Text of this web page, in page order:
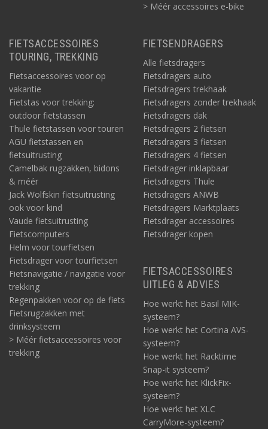
> Méér accessoires e-bike
FIETSACCESSOIRES
TOURING, TREKKING
Fietsaccessoires voor op
vakantie
Fietstas voor trekking:
outdoor fietstassen
Thule fietstassen voor touren
AGU fietstassen en
fietsuitrusting
Camelbak rugzakken, bidons
& méér
Jack Wolfskin fietsuitrusting
ook voor kind
Vaude fietsuitrusting
Fietscomputers
Helm voor tourfietsen
Fietsdrager voor tourfietsen
Fietsnavigatie / navigatie voor
trekking
Regenpakken voor op de fiets
Fietsrugzakken met
drinksysteem
> Méér fietsaccessoires voor
trekking
FIETSENDRAGERS
Alle fietsdragers
Fietsdragers auto
Fietsdragers trekhaak
Fietsdragers zonder trekhaak
Fietsdragers dak
Fietsdragers 2 fietsen
Fietsdragers 3 fietsen
Fietsdragers 4 fietsen
Fietsdrager inklapbaar
Fietsdragers Thule
Fietsdragers ANWB
Fietsdragers Marktplaats
Fietsdrager accessoires
Fietsdrager kopen
FIETSACCESSOIRES
UITLEG & ADVIES
Hoe werkt het Basil MIK-
systeem?
Hoe werkt het Cortina AVS-
systeem?
Hoe werkt het Racktime
Snap-it systeem?
Hoe werkt het KlickFix-
systeem?
Hoe werkt het XLC
CarryMore-systeem?